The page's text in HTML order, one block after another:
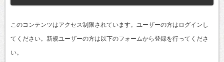
このコンテンツはアクセス制限されています。ユーザーの方はログインし
てください。新規ユーザーの方は以下のフォームから登録を行ってくださ
い。